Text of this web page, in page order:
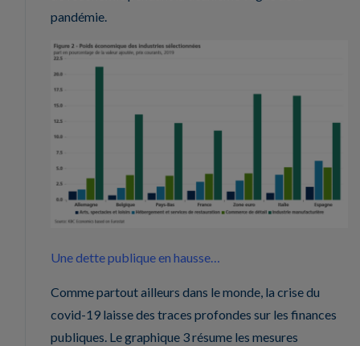
pandémie.
Une dette publique en hausse…
Comme partout ailleurs dans le monde, la crise du
covid-19 laisse des traces profondes sur les finances
publiques. Le graphique 3 résume les mesures